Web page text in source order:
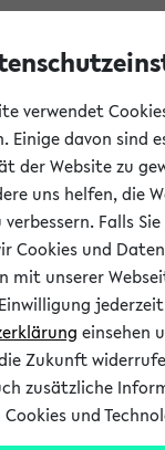
in
SoSe 2026 Previous...
verwendet
Einige davon sind
der Website zu
uns helfen, die
Falls
Cookies und
mit unserer
einsehen
Zukunft
zusätzliche
und